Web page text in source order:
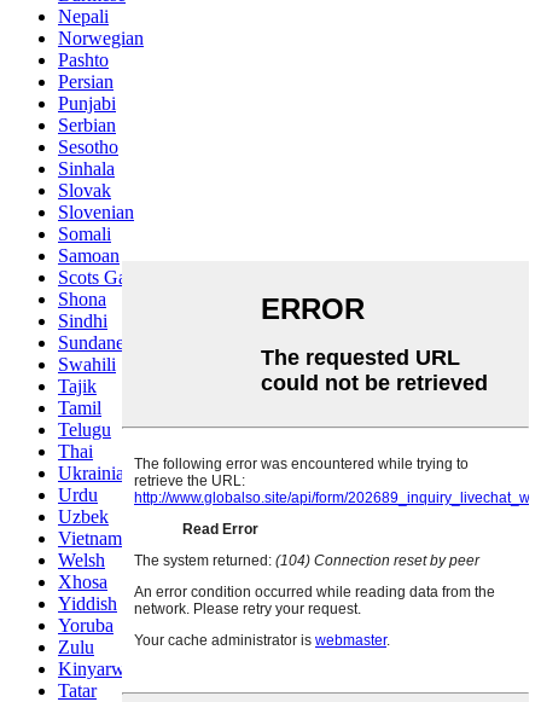
Nepali
Norwegian
Pashto
Persian
Punjabi
Serbian
Sesotho
Sinhala
Slovak
Slovenian
Somali
Samoan
Scots Gaelic
Shona
Sindhi
Sundanese
Swahili
Tajik
Tamil
Telugu
Thai
Ukrainian
Urdu
Uzbek
Vietnamese
Welsh
Xhosa
Yiddish
Yoruba
Zulu
Kinyarwanda
Tatar